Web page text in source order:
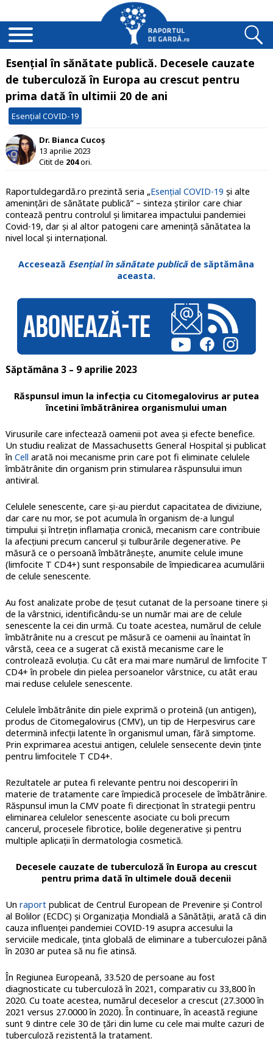
Esențial în sănătate publică. Decesele cauzate
de tuberculoză în Europa au crescut pentru
prima dată în ultimii 20 de ani
Esențial COVID-19
Dr. Bianca Cucoș
13 aprilie 2023
Citit de 204ori.
Raportuldegardă.ro prezintă seria „Esențial COVID-19 și alte
amenințări de sănătate publică” – sinteza știrilor care chiar
contează pentru controlul și limitarea impactului pandemiei
Covid-19, dar și al altor patogeni care amenință sănătatea la
nivel local și internațional.
Accesează Esențial în sănătate publicăde săptămâna
aceasta.
Săptămâna 3 – 9 aprilie 2023
Răspunsul imun la infecția cu Citomegalovirus ar putea
încetini îmbătrânirea organismului uman
Virusurile care infectează oamenii pot avea și efecte benefice.
Un studiu realizat de Massachusetts General Hospital și publicat
în Cell arată noi mecanisme prin care pot fi eliminate celulele
îmbătrânite din organism prin stimularea răspunsului imun
antiviral.
Celulele senescente, care și-au pierdut capacitatea de diviziune,
dar care nu mor, se pot acumula în organism de-a lungul
timpului și întrețin inflamația cronică, mecanism care contribuie
la afecțiuni precum cancerul și tulburările degenerative. Pe
măsură ce o persoană îmbătrânește, anumite celule imune
(limfocite T CD4+) sunt responsabile de împiedicarea acumulării
de celule senescente.
Au fost analizate probe de țesut cutanat de la persoane tinere și
de la vârstnici, identificându-se un număr mai are de celule
senescente la cei din urmă. Cu toate acestea, numărul de celule
îmbătrânite nu a crescut pe măsură ce oamenii au înaintat în
vârstă, ceea ce a sugerat că există mecanisme care le
controlează evoluția. Cu cât era mai mare numărul de limfocite T
CD4+ în probele din pielea persoanelor vârstnice, cu atât erau
mai reduse celulele senescente.
Celulele îmbătrânite din piele exprimă o proteină (un antigen),
produs de Citomegalovirus (CMV), un tip de Herpesvirus care
determină infecții latente în organismul uman, fără simptome.
Prin exprimarea acestui antigen, celulele sensecente devin ținte
pentru limfocitele T CD4+.
Rezultatele ar putea fi relevante pentru noi descoperiri în
materie de tratamente care împiedică procesele de îmbătrânire.
Răspunsul imun la CMV poate fi direcționat în strategii pentru
eliminarea celulelor senescente asociate cu boli precum
cancerul, procesele fibrotice, bolile degenerative și pentru
multiple aplicații în dermatologia cosmetică.
Decesele cauzate de tuberculoză în Europa au crescut
pentru prima dată în ultimele două decenii
Un raportpublicat de Centrul European de Prevenire și Control
al Bolilor (ECDC) și Organizația Mondială a Sănătății, arată că din
cauza influenței pandemiei COVID-19 asupra accesului la
serviciile medicale, ținta globală de eliminare a tuberculozei până
în 2030 ar putea să nu fie atinsă.
În Regiunea Europeană, 33.520 de persoane au fost
diagnosticate cu tuberculoză în 2021, comparativ cu 33,800 în
2020. Cu toate acestea, numărul deceselor a crescut (27.3000 în
2021 versus 27.0000 în 2020). În continuare, în această regiune
sunt 9 dintre cele 30 de țări din lume cu cele mai multe cazuri de
tuberculoză rezistentă la tratament.